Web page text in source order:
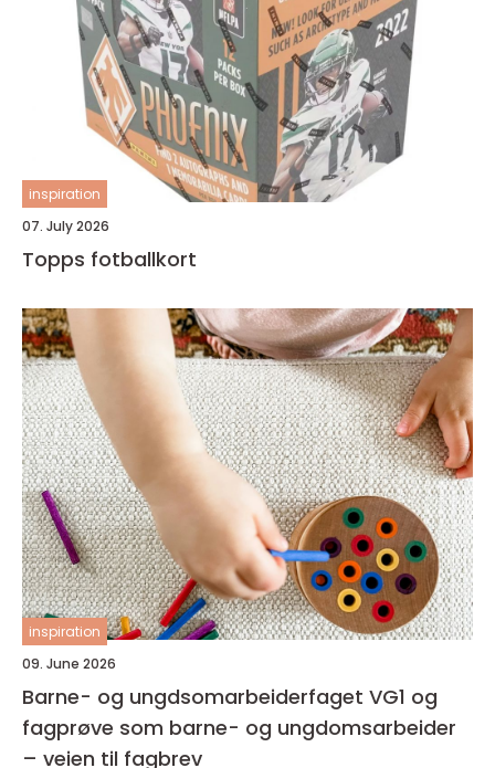
inspiration
07. July 2026
Topps fotballkort
inspiration
09. June 2026
Barne- og ungdsomarbeiderfaget VG1 og
fagprøve som barne- og ungdomsarbeider
– veien til fagbrev